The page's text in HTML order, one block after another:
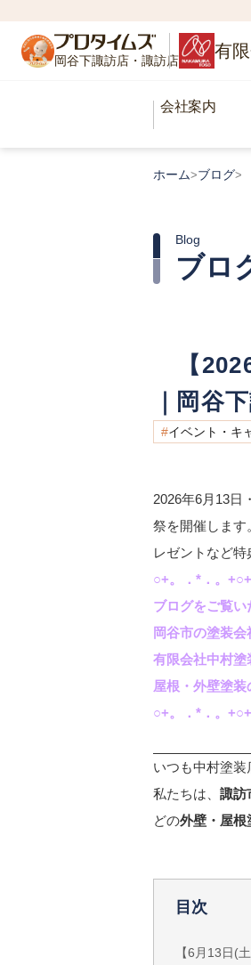
岡谷下諏訪店・諏訪店 有
会社案内
ホーム>ブログ>
ブロ
Blog
【
｜岡谷
イベント・キ
2026年6月13日
祭を開催しま
レゼントなど特
○+。．*．。
ブログをご覧い
岡谷市の塗装
有限会社中村塗
屋根・外壁塗装
○+。．*．。
いつも中村塗装
私たちは、 諏訪
どの外壁・屋根
目次
【6月13日(